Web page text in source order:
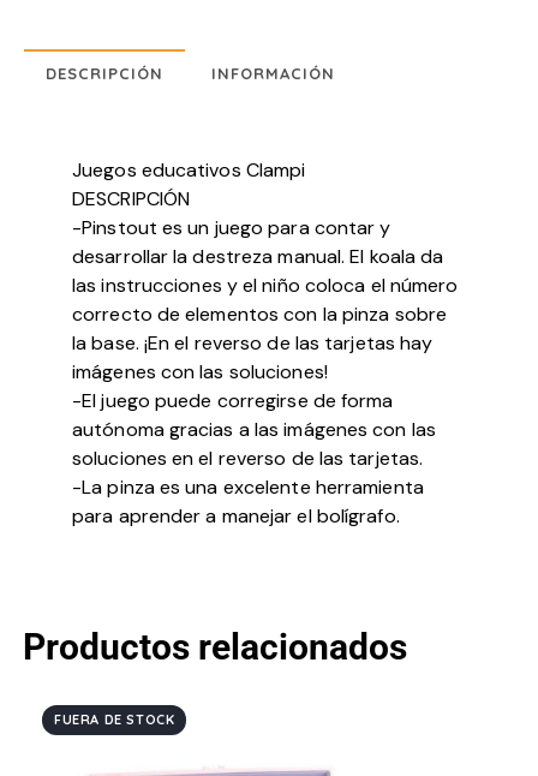
DESCRIPCIÓN INFORMACIÓN
Juegos educativos Clampi
DESCRIPCIÓN
-Pinstout es un juego para contar y
desarrollar la destreza manual. El koala da
las instrucciones y el niño coloca el número
correcto de elementos con la pinza sobre
la base. ¡En el reverso de las tarjetas hay
imágenes con las soluciones!
-El juego puede corregirse de forma
autónoma gracias a las imágenes con las
soluciones en el reverso de las tarjetas.
-La pinza es una excelente herramienta
para aprender a manejar el bolígrafo.
Productos relacionados
FUERA DE STOCK